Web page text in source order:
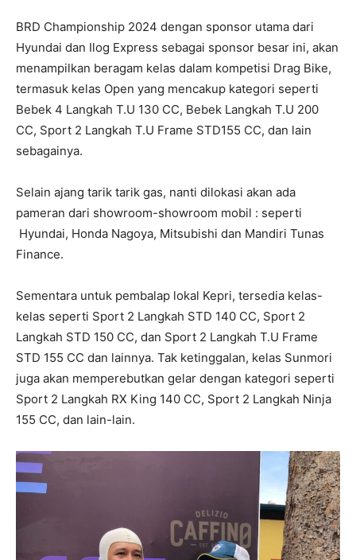
BRD Championship 2024 dengan sponsor utama dari
Hyundai dan Ilog Express sebagai sponsor besar ini, akan
menampilkan beragam kelas dalam kompetisi Drag Bike,
termasuk kelas Open yang mencakup kategori seperti
Bebek 4 Langkah T.U 130 CC, Bebek Langkah T.U 200
CC, Sport 2 Langkah T.U Frame STD155 CC, dan lain
sebagainya.
Selain ajang tarik tarik gas, nanti dilokasi akan ada
pameran dari showroom-showroom mobil : seperti
Hyundai, Honda Nagoya, Mitsubishi dan Mandiri Tunas
Finance.
Sementara untuk pembalap lokal Kepri, tersedia kelas-
kelas seperti Sport 2 Langkah STD 140 CC, Sport 2
Langkah STD 150 CC, dan Sport 2 Langkah T.U Frame
STD 155 CC dan lainnya. Tak ketinggalan, kelas Sunmori
juga akan memperebutkan gelar dengan kategori seperti
Sport 2 Langkah RX King 140 CC, Sport 2 Langkah Ninja
155 CC, dan lain-lain.